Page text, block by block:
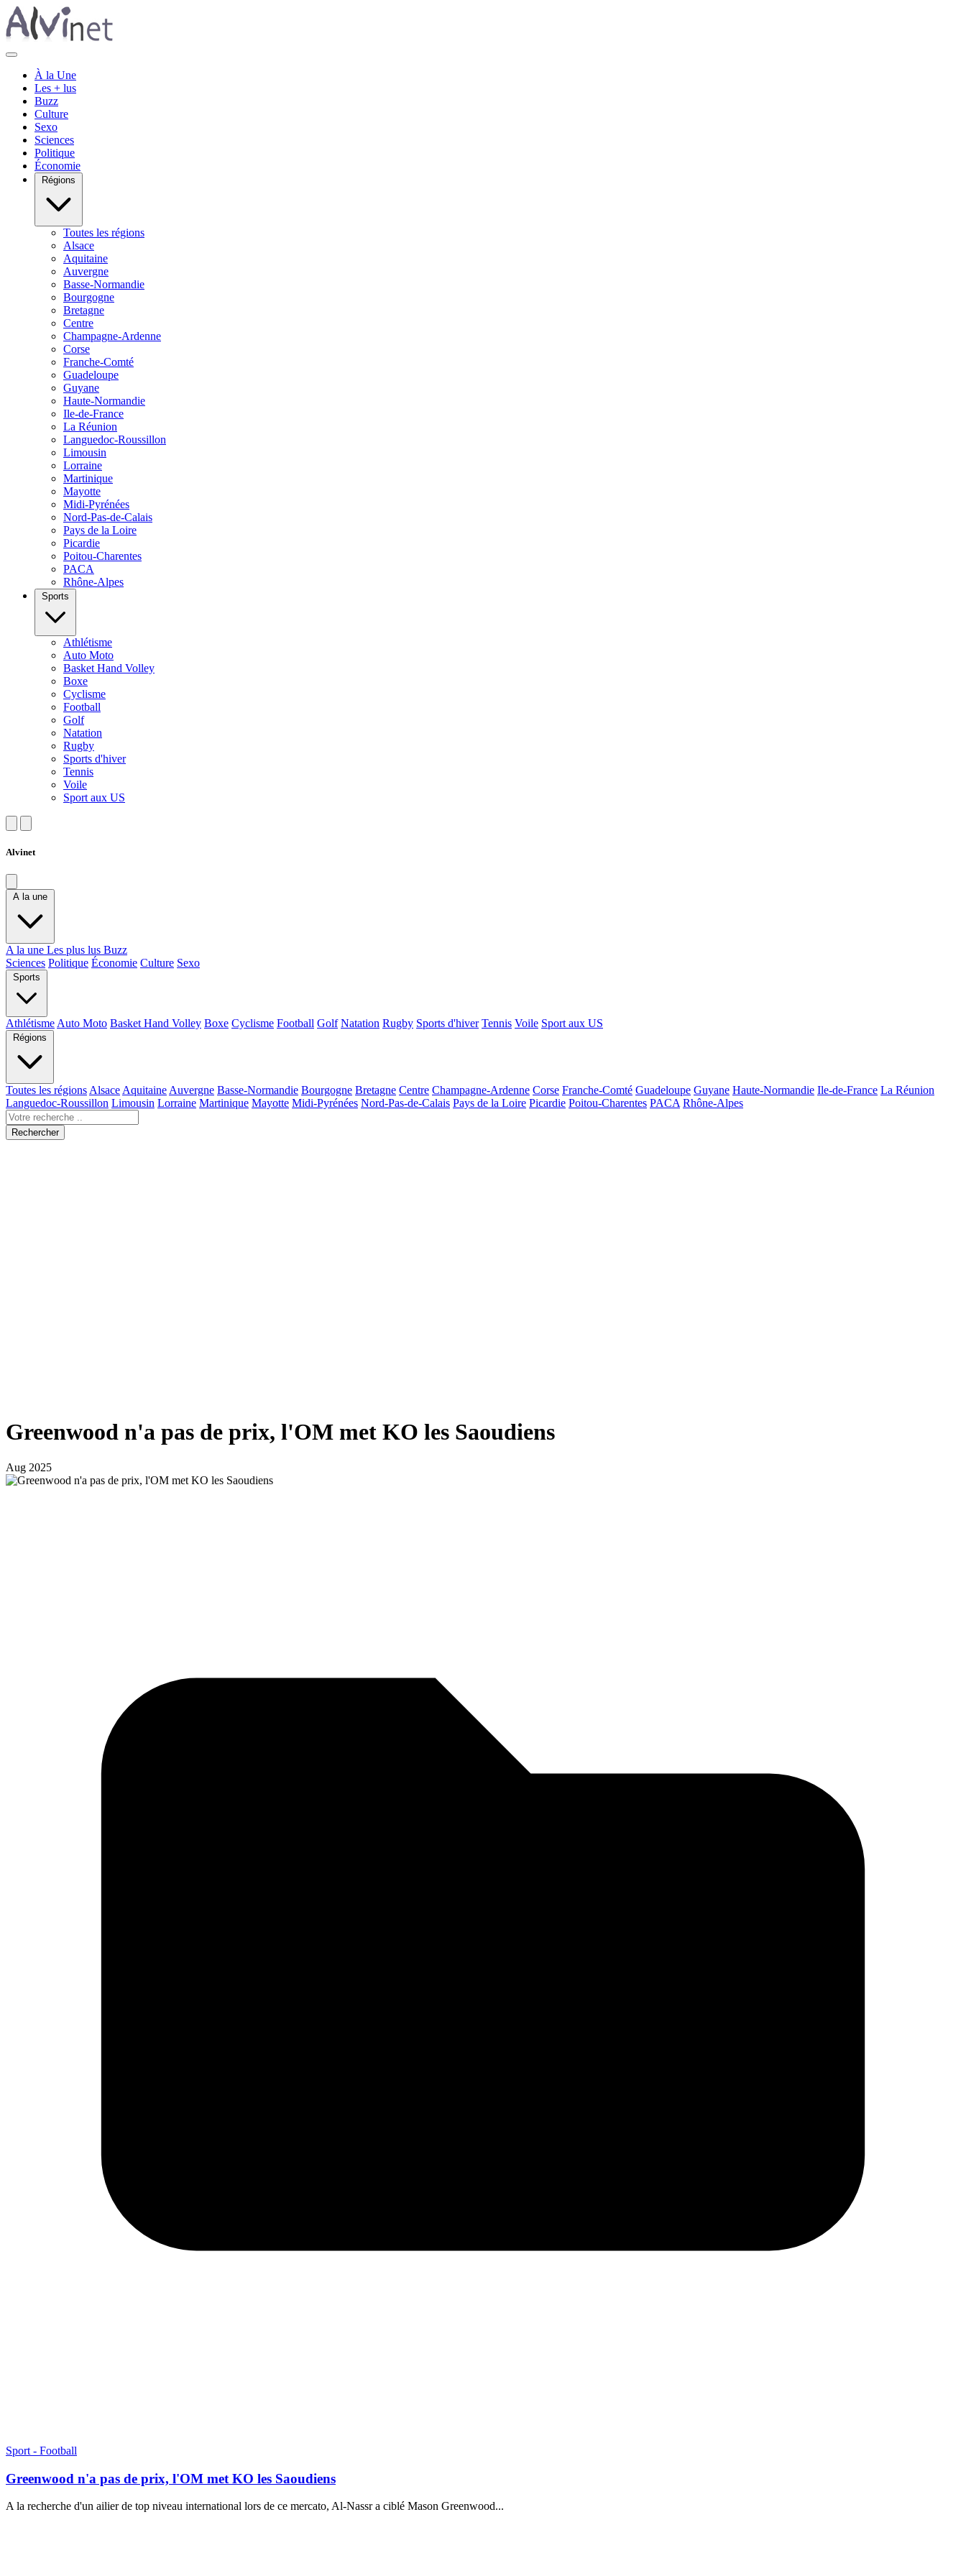
À la Une
Les + lus
Buzz
Culture
Sexo
Sciences
Politique
Économie
Régions
Toutes les régions
Alsace
Aquitaine
Auvergne
Basse-Normandie
Bourgogne
Bretagne
Centre
Champagne-Ardenne
Corse
Franche-Comté
Guadeloupe
Guyane
Haute-Normandie
Ile-de-France
La Réunion
Languedoc-Roussillon
Limousin
Lorraine
Martinique
Mayotte
Midi-Pyrénées
Nord-Pas-de-Calais
Pays de la Loire
Picardie
Poitou-Charentes
PACA
Rhône-Alpes
Sports
Athlétisme
Auto Moto
Basket Hand Volley
Boxe
Cyclisme
Football
Golf
Natation
Rugby
Sports d'hiver
Tennis
Voile
Sport aux US
Alvinet
A la une
A la une Les plus lus Buzz
Sciences Politique Économie Culture Sexo
Sports
Athlétisme Auto Moto Basket Hand Volley Boxe Cyclisme Football Golf Natation Rugby Sports d'hiver Tennis Voile Sport aux US
Régions
Toutes les régions Alsace Aquitaine Auvergne Basse-Normandie Bourgogne Bretagne Centre Champagne-Ardenne Corse Franche-Comté Guadeloupe Guyane Haute-Normandie Ile-de-France La Réunion
Languedoc-Roussillon Limousin Lorraine Martinique Mayotte Midi-Pyrénées Nord-Pas-de-Calais Pays de la Loire Picardie Poitou-Charentes PACA Rhône-Alpes
Rechercher
Greenwood n'a pas de prix, l'OM met KO les Saoudiens
Aug 2025
Sport - Football
Greenwood n'a pas de prix, l'OM met KO les Saoudiens
A la recherche d'un ailier de top niveau international lors de ce mercato, Al-Nassr a ciblé Mason Greenwood...